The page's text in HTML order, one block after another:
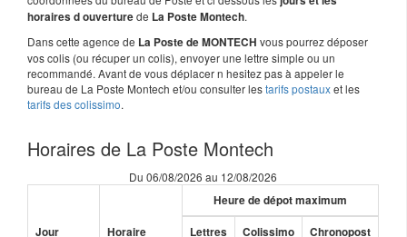
horaires d ouverturede La Poste Montech.
Dans cette agence de La Poste de MONTECH vous pourrez déposer
vos colis (ou récuper un colis), envoyer une lettre simple ou un
recommandé. Avant de vous déplacer n hesitez pas à appeler le
bureau de La Poste Montech et/ou consulter lestarifs postauxet les
tarifs des colissimo.
Horaires de La Poste Montech
Du 06/08/2026 au 12/08/2026
Jour Horaire
Heure de dépot maximum
Lettres Colissimo Chronopost